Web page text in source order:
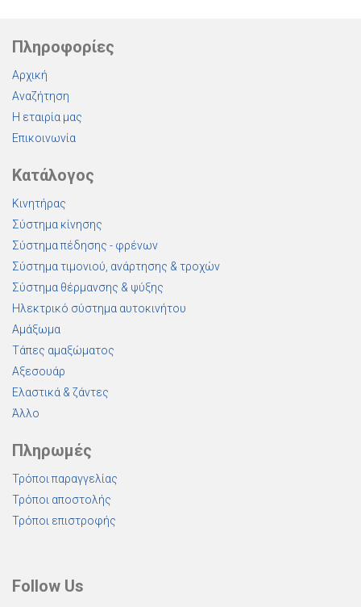
Πληροφορίες
Αρχική
Αναζήτηση
Η εταιρία μας
Επικοινωνία
Κατάλογος
Κινητήρας
Σύστημα κίνησης
Σύστημα πέδησης - φρένων
Σύστημα τιμονιού, ανάρτησης & τροχών
Σύστημα θέρμανσης & ψύξης
Ηλεκτρικό σύστημα αυτοκινήτου
Αμάξωμα
Τάπες αμαξώματος
Αξεσουάρ
Ελαστικά & ζάντες
Άλλο
Πληρωμές
Τρόποι παραγγελίας
Τρόποι αποστολής
Τρόποι επιστροφής
Follow Us